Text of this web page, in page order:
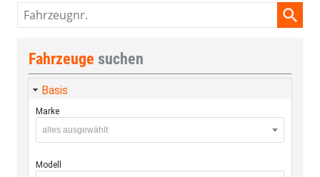
Fahrzeugnr.
Fahrzeuge suchen
Basis
Marke
alles ausgewählt
Modell